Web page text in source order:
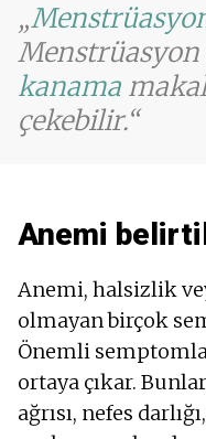
Menstrüasyon
kanama
çekebilir.
Anemi
Anemi, halsizlik
olmayan birçok
Önemli
ortaya çıkar.
ağrısı, nefes